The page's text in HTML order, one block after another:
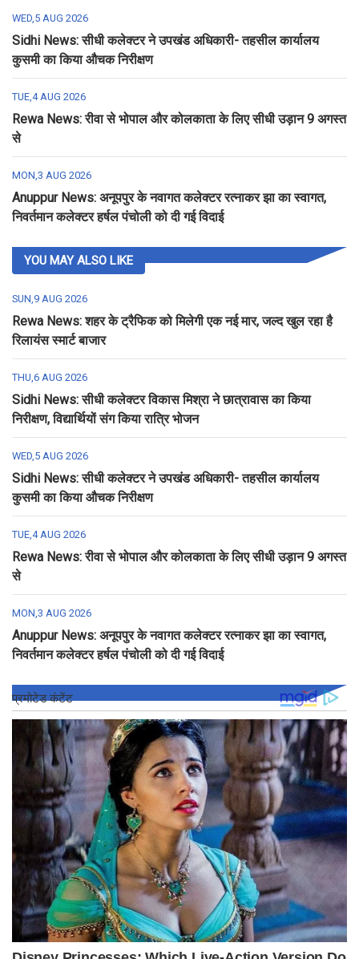
WED,5 AUG 2026
Sidhi News: सीधी कलेक्टर ने उपखंड अधिकारी- तहसील कार्यालय
कुसमी का किया औचक निरीक्षण
TUE,4 AUG 2026
Rewa News: रीवा से भोपाल और कोलकाता के लिए सीधी उड़ान 9 अगस्त
से
MON,3 AUG 2026
Anuppur News: अनूपपुर के नवागत कलेक्टर रत्नाकर झा का स्वागत,
निवर्तमान कलेक्टर हर्षल पंचोली को दी गई विदाई
YOU MAY ALSO LIKE
SUN,9 AUG 2026
Rewa News: शहर के ट्रैफिक को मिलेगी एक नई मार, जल्द खुल रहा है
रिलायंस स्मार्ट बाजार
THU,6 AUG 2026
Sidhi News: सीधी कलेक्टर विकास मिश्रा ने छात्रावास का किया
निरीक्षण, विद्यार्थियों संग किया रात्रि भोजन
WED,5 AUG 2026
Sidhi News: सीधी कलेक्टर ने उपखंड अधिकारी- तहसील कार्यालय
कुसमी का किया औचक निरीक्षण
TUE,4 AUG 2026
Rewa News: रीवा से भोपाल और कोलकाता के लिए सीधी उड़ान 9 अगस्त
से
MON,3 AUG 2026
Anuppur News: अनूपपुर के नवागत कलेक्टर रत्नाकर झा का स्वागत,
निवर्तमान कलेक्टर हर्षल पंचोली को दी गई विदाई